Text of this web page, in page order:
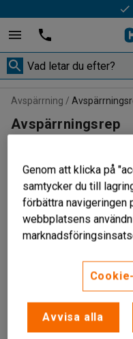
Avspärrning
Avspärrningsrep
Filtrera
4 produkter
Genom att klicka på
samtycker du till
förbättra navigeringen
webbplatsens
Avvisa alla